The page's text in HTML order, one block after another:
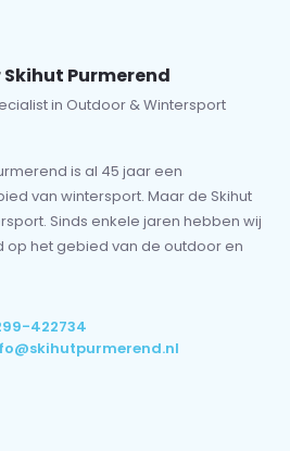
Skihut Purmerend
in Outdoor & Wintersport
is al 45 jaar een
van wintersport. Maar de Skihut
Sinds enkele jaren hebben wij
op het gebied van de outdoor en
422734